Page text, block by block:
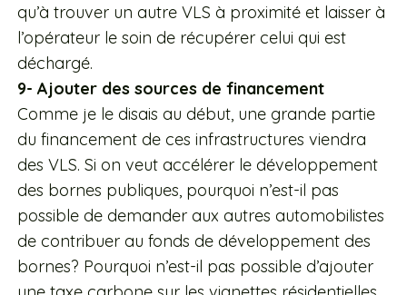
qu’à trouver un autre VLS à proximité et laisser à
l’opérateur le soin de récupérer celui qui est
déchargé.
9- Ajouter des sources de financement
Comme je le disais au début, une grande partie
du financement de ces infrastructures viendra
des VLS. Si on veut accélérer le développement
des bornes publiques, pourquoi n’est-il pas
possible de demander aux autres automobilistes
de contribuer au fonds de développement des
bornes? Pourquoi n’est-il pas possible d’ajouter